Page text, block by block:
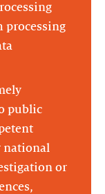
processing
public
national
or